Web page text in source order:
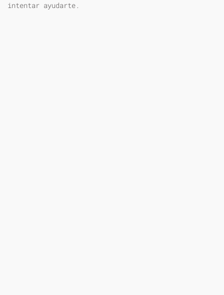
intentar ayudarte.